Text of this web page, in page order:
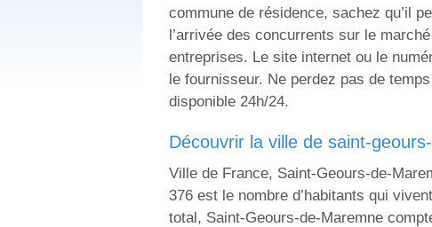
commune de résidence, sachez qu’il
l’arrivée des concurrents sur le
entreprises. Le site internet ou le
le fournisseur. Ne perdez pas de
disponible 24h/24.
découvrir la ville de saint-
Ville de France, Saint-Geours-de-
376 est le nombre d’habitants qui
total, Saint-Geours-de-Maremne